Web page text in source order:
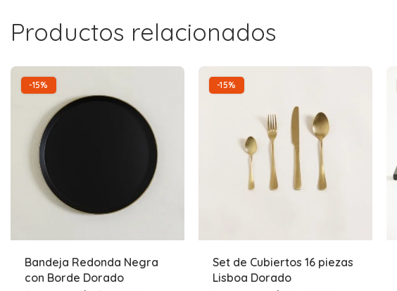
Productos relacionados
-15%
Bandeja Redonda Negra
con Borde Dorado
-15%
Set de Cubiertos 16 piezas
Lisboa Dorado